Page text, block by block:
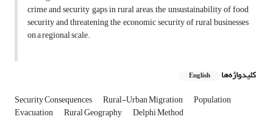
crime and security gaps in rural areas, the unsustainability of food
security and threatening the economic security of rural businesses
on a regional scale.
کلیدواژه‌ها English
Security Consequences Rural-Urban Migration Population
Evacuation Rural Geography Delphi Method